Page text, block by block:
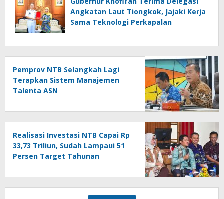
Angkatan Laut Tiongkok, Jajaki Kerja
Sama Teknologi Perkapalan
Pemprov NTB Selangkah Lagi
Terapkan Sistem Manajemen
Talenta ASN
Realisasi Investasi NTB Capai Rp
33,73 Triliun, Sudah Lampaui 51
Persen Target Tahunan